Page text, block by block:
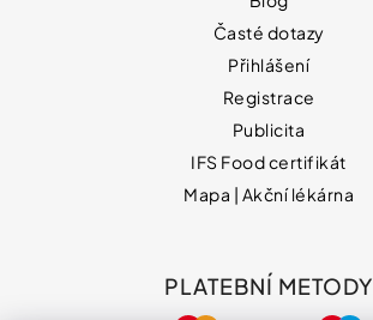
Časté dotazy
Přihlášení
Registrace
Publicita
IFS Food certifikát
Mapa | Akční lékárna
PLATEBNÍ METODY